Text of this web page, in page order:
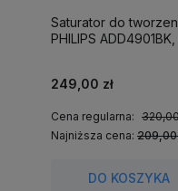
Saturator do
PHILIPS
249,00 zł
Cena regularna:
Najniższa cena: 209,00
DO KOSZYKA